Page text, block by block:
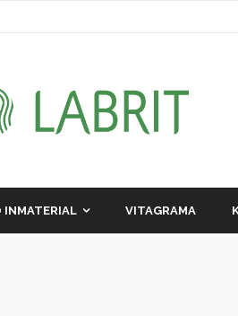
INMATERIAL VITAGRAMA